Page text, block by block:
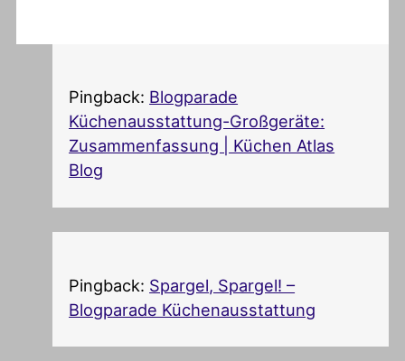
Pingback: Blogparade
Küchenausstattung-Großgeräte:
Zusammenfassung | Küchen Atlas
Blog
Pingback: Spargel, Spargel! –
Blogparade Küchenausstattung